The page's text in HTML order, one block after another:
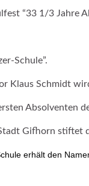
“33 1/3 Jahre
Schule”.
Klaus Schmidt
Absolventen
Gifhorn stiftet
erhält den